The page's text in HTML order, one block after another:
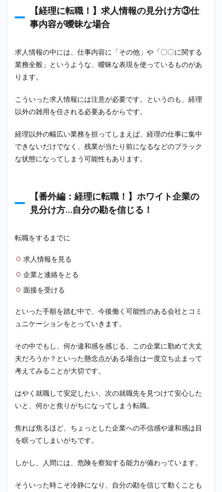
備①資
格につ
いて企
業にア
するた
めに
ト オフィス
スペシャリ
2.1.2
②日商
簿記2級
シャル
プラン
ナー
【経理
職！】
備②ス
キルや
経験に
アピー
ルする
2.2.1
①求め
スピー
確さに
対応で
きる力
2.2.2
②コミ
ュニケ
ン能力
③同時
【経理に転職！】求人情報の見分け方③仕
事内容が曖昧な場合
求人情報の中には、仕事内容に「その他」や「〇〇に関する
業務全般」というような、曖昧な表現を使っているものがあ
ります。
こういった求人情報には注意が必要です。というのも、経理
以外の雑用を任される必要あるからです。
経理以外の幅広い業務を担ってしまえば、経理の仕事に集中
できないだけでなく、残業が当たり前になるなどのブラック
な状態になってしまう可能性もあります。
【番外編：経理に転職！】ホワイト企業の
見分け方…自分の勘を信じる！
転職をするまでに
求人情報を見る
企業と連絡をとる
面接を受ける
といった手順を踏む中で、今後働く可能性のある会社とコミ
ュニケーションをとっていきます。
その中でもし、何か違和感を感じる、この企業に勤めて大丈
夫だろうか？といった懸念点がある場合は一度立ち止まって
考えてみることが大切です。
はやく就職して安定したい、次の就職先を見つけて安心した
いと、何かと焦りがちになってしまう転職。
焦れば焦るほど、ちょっとした企業への不信感や違和感は目
を瞑ってしまいがちです。
しかし、人間には、危険を察知する能力が備わっています。
そういった時こそ冷静になり、自分の勘を信じて動くことも